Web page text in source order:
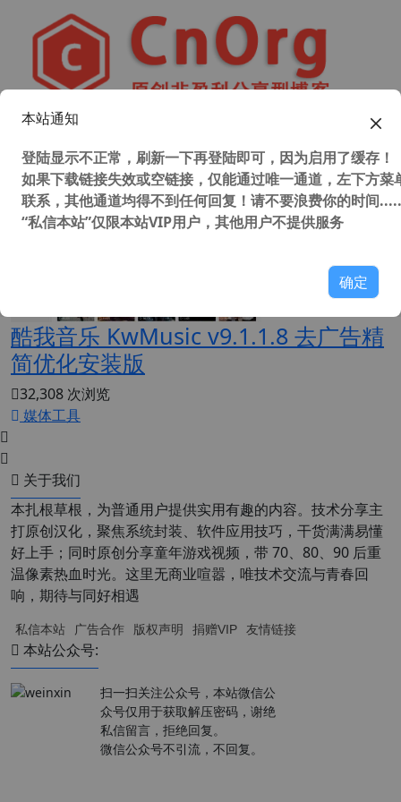
首页 标签 kwmusic酷我音乐
酷我音乐 KwMusic v9.1.1.8 去广告精
简优化安装版
32,308 次浏览
媒体工具
关于我们
本扎根草根，为普通用户提供实用有趣的内容。技术分享主
打原创汉化，聚焦系统封装、软件应用技巧，干货满满易懂
好上手；同时原创分享童年游戏视频，带 70、80、90 后重
温像素热血时光。这里无商业喧嚣，唯技术交流与青春回
响，期待与同好相遇
私信本站 广告合作 版权声明 捐赠VIP 友情链接
本站公众号:
扫一扫关注公众号，本站微信公
众号仅用于获取解压密码，谢绝
私信留言，拒绝回复。
微信公众号不引流，不回复。
本站通知
登陆显示不正常，刷新一下再登陆即可，因为启用了缓存！
如果下载链接失效或空链接，仅能通过唯一通道，左下方菜
联系，其他通道均得不到任何回复！请不要浪费你的时间
“私信本站”仅限本站VIP用户，其他用户不提供服务
确定